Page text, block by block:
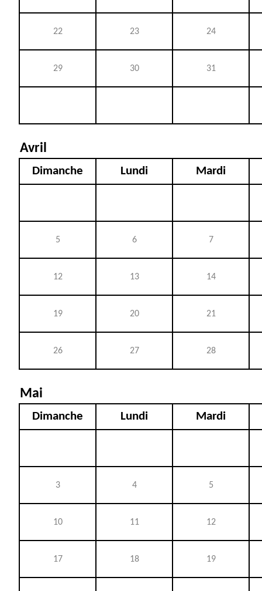
22 23 24
29 30 31
Avril
Dimanche Lundi Mardi
5 6 7
12 13 14
19 20 21
26 27 28
Mai
Dimanche Lundi Mardi
3 4 5
10 11 12
17 18 19